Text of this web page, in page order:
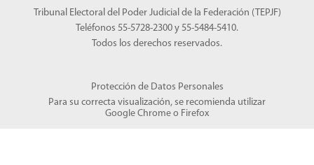
Tribunal Electoral del Poder Judicial de la Federación (TEPJF)
Teléfonos 55-5728-2300 y 55-5484-5410.
Todos los derechos reservados.
Protección de Datos Personales
Para su correcta visualización, se recomienda utilizar
Google Chrome o Firefox